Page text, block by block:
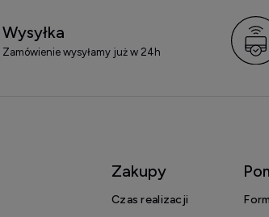
Wysyłka
Zamówienie wysyłamy już w 24h
Zakupy
Czas realizacji